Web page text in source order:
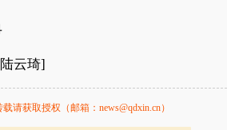
云琦]
请获取授权（邮箱：news@qdxin.cn）